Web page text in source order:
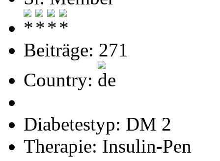
Beiträge: 271
Country:
Diabetestyp: DM 2
Therapie: Insulin-Pen